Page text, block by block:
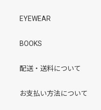
EYEWEAR
BOOKS
配送・送料について
お支払い方法について